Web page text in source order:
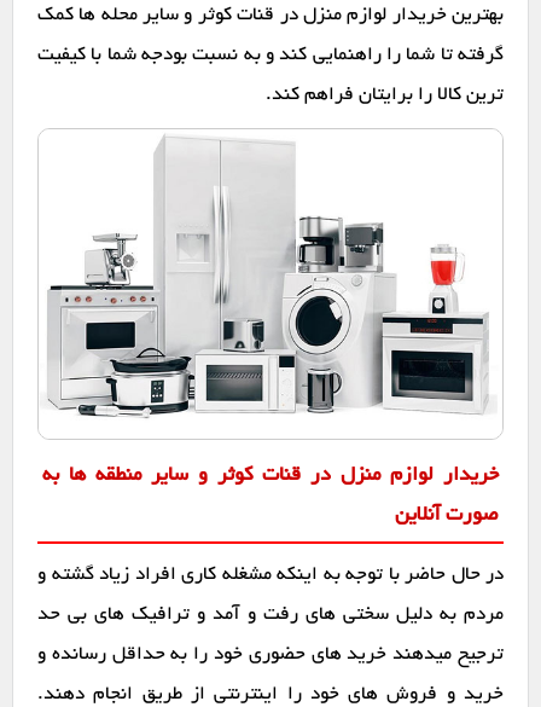
بهترین خریدار لوازم منزل در قنات کوثر و سایر محله ها کمک
گرفته تا شما را راهنمایی کند و به نسبت بودجه شما با کیفیت
ترین کالا را برایتان فراهم کند.
خریدار لوازم منزل در قنات کوثر و سایر منطقه ها به
صورت آنلاین
در حال حاضر با توجه به اینکه مشغله کاری افراد زیاد گشته و
مردم به دلیل سختی های رفت و آمد و ترافیک های بی حد
ترجیح میدهند خرید های حضوری خود را به حداقل رسانده و
خرید و فروش های خود را اینترنتی از طریق انجام دهند.